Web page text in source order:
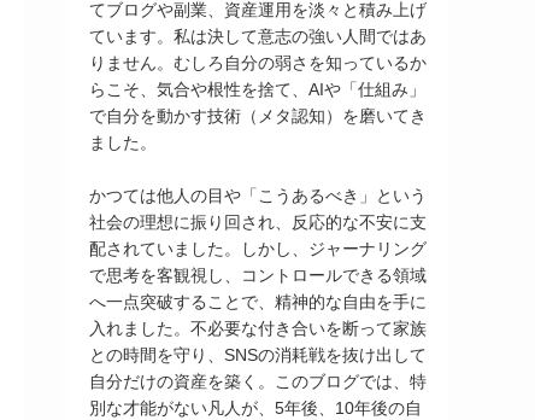
てブログや副業、資産運用を淡々と積み上げ
ています。私は決して意志の強い人間ではあ
りません。むしろ自分の弱さを知っているか
らこそ、気合や根性を捨て、AIや「仕組み」
で自分を動かす技術（メタ認知）を磨いてき
ました。
かつては他人の目や「こうあるべき」という
社会の理想に振り回され、反応的な不安に支
配されていました。しかし、ジャーナリング
で思考を客観視し、コントロールできる領域
へ一点突破することで、精神的な自由を手に
入れました。不必要な付き合いを断って家族
との時間を守り、SNSの消耗戦を抜け出して
自分だけの資産を築く。このブログでは、特
別な才能がない凡人が、5年後、10年後の自